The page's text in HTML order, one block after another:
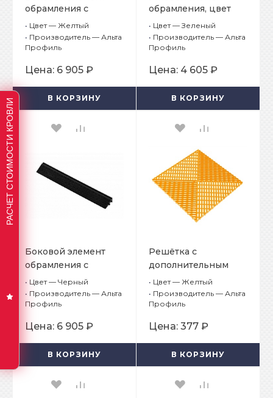
обрамления с
замками, цвет
Желтый
• Цвет — Желтый
• Производитель — Альта
Профиль
Цена: 6 905 ₽
В КОРЗИНУ
обрамления, цвет
Зеленый
• Цвет — Зеленый
• Производитель — Альта
Профиль
Цена: 4 605 ₽
В КОРЗИНУ
Боковой элемент
обрамления с
пазами под замки,
цвет Черный
• Цвет — Черный
• Производитель — Альта
Профиль
Цена: 6 905 ₽
В КОРЗИНУ
Решётка с
дополнительным
обрамлением, цвет
Желтый
• Цвет — Желтый
• Производитель — Альта
Профиль
Цена: 377 ₽
В КОРЗИНУ
РАСЧЕТ СТОИМОСТИ КРОВЛИ